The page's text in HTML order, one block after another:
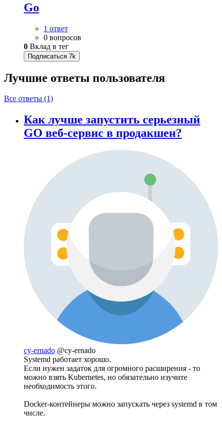
Go
1 ответ
0 вопросов
0 Вклад в тег
Подписаться 7k
Лучшие ответы пользователя
Все ответы (1)
Как лучше запустить серьезный
GO веб-сервис в продакшен?
cy-ernado @cy-ernado
Systemd работает хорошо.
Если нужен задаток для огромного расширения - то
можно взять Kubernetes, но обязательно изучите
необходимость этого.
Docker-контейнеры можно запускать через systemd в том
числе.